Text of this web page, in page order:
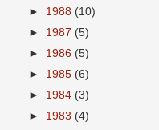
► 1988 (10)
► 1987 (5)
► 1986 (5)
► 1985 (6)
► 1984 (3)
► 1983 (4)